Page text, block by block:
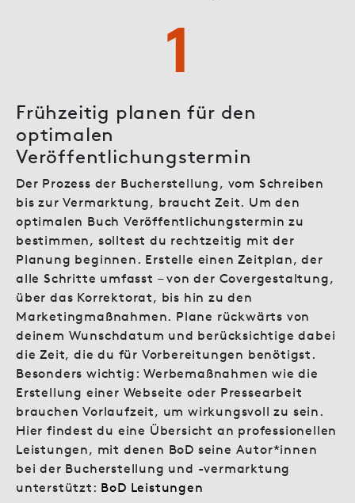
1
Frühzeitig planen für den
optimalen
Veröffentlichungstermin
Der Prozess der Bucherstellung, vom Schreiben
bis zur Vermarktung, braucht Zeit. Um den
optimalen Buch Veröffentlichungstermin zu
bestimmen, solltest du rechtzeitig mit der
Planung beginnen. Erstelle einen Zeitplan, der
alle Schritte umfasst – von der Covergestaltung,
über das Korrektorat, bis hin zu den
Marketingmaßnahmen. Plane rückwärts von
deinem Wunschdatum und berücksichtige dabei
die Zeit, die du für Vorbereitungen benötigst.
Besonders wichtig: Werbemaßnahmen wie die
Erstellung einer Webseite oder Pressearbeit
brauchen Vorlaufzeit, um wirkungsvoll zu sein.
Hier findest du eine Übersicht an professionellen
Leistungen, mit denen BoD seine Autor*innen
bei der Bucherstellung und -vermarktung
unterstützt: BoD Leistungen